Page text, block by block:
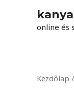
online és
Kezdőlap